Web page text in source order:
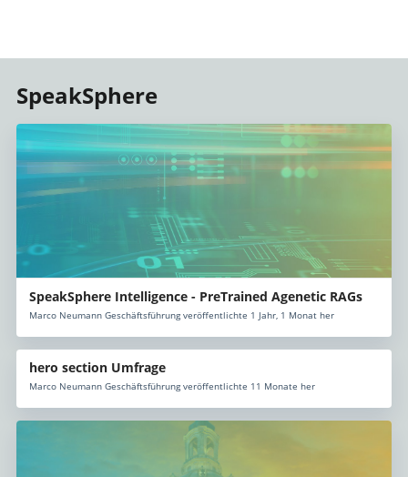
SpeakSphere
SpeakSphere Intelligence - PreTrained Agenetic RAGs
Marco Neumann Geschäftsführung veröffentlichte 1 Jahr, 1 Monat her
hero section Umfrage
Marco Neumann Geschäftsführung veröffentlichte 11 Monate her